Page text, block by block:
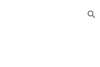
Search